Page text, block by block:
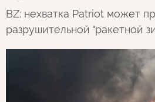
BZ: нехватка Patriot может
разрушительной "ракетной